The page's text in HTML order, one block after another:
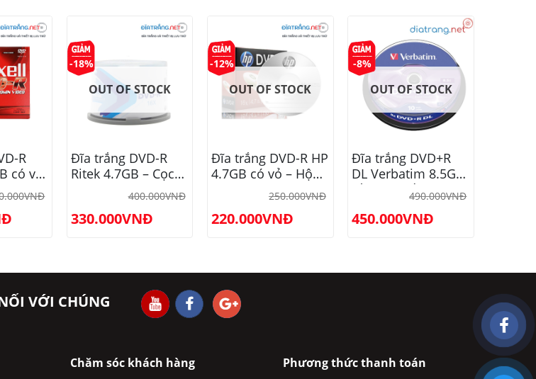
R
có vỏ
VNĐ
-18%
OUT OF STOCK
Đĩa trắng DVD-R
Ritek 4.7GB – Cọc
400.000VNĐ
330.000VNĐ
-12%
OUT OF STOCK
Đĩa trắng DVD-R HP
4.7GB có vỏ – Hộp
250.000VNĐ
220.000VNĐ
-8%
OUT OF STOCK
Đĩa trắng DVD+R
DL Verbatim 8.5GB
lốc 10 chiếc490.000VNĐ
450.000VNĐ
VỚI CHÚNG
Chăm sóc khách hàng Phương thức thanh toán